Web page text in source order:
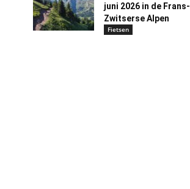
juni 2026 in de Frans-
Zwitserse Alpen
Fietsen